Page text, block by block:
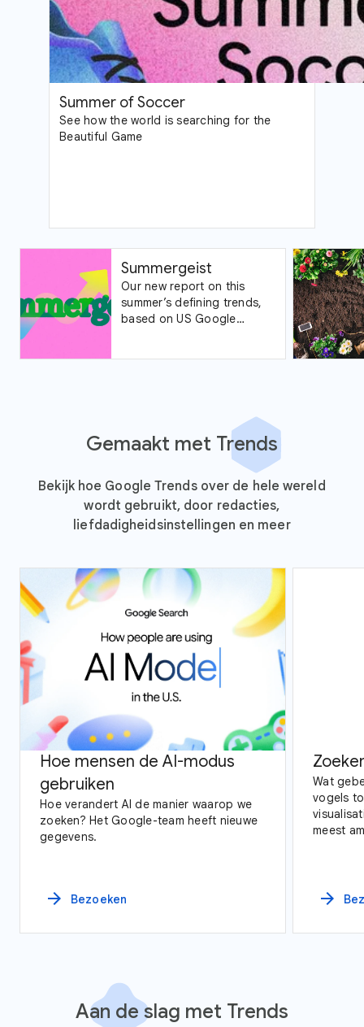
Summer of Soccer
See how the world is searching for the
Beautiful Game
Summergeist
Our new report on this
summer’s defining trends,
based on US Google
Gemaakt met Trends
Bekijk hoe Google Trends over de hele wereld
wordt gebruikt, door redacties,
liefdadigheidsinstellingen en meer
Hoe mensen de AI-modus
gebruiken
Hoe verandert AI de manier waarop we
zoeken? Het Google-team heeft nieuwe
gegevens.
arrow_forward Bezoeken
Wat
vogels
meest
arrow_forward
Aan de slag met Trends